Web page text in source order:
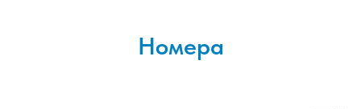
Номера